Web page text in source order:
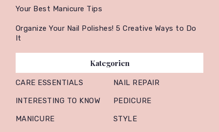
Your Best Manicure Tips
Organize Your Nail Polishes! 5 Creative Ways to Do
It
Kategorien
CARE ESSENTIALS
INTERESTING TO KNOW
MANICURE
NAIL REPAIR
PEDICURE
STYLE